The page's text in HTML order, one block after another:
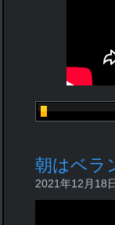
朝はベラ
2021年12月18